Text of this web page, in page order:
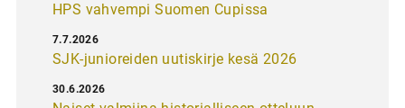
HPS vahvempi Suomen Cupissa
SJK-junioreiden uutiskirje kesä 2026
7.7.2026
30.6.2026